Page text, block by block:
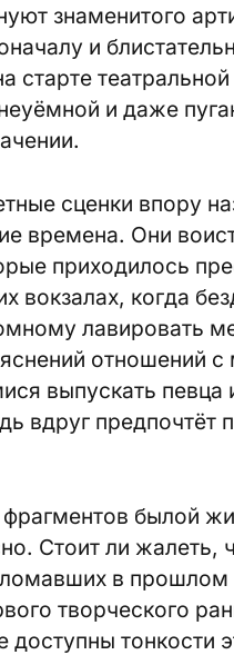
знаменитого
и
старте
и даже
сценки впору
времена. Они
приходилось
вокзалах, когда
лавировать
отношений с
выпускать певца
вдруг предпочтёт
былой
Стоит ли жалеть,
в прошлом
творческого
доступны тонкости